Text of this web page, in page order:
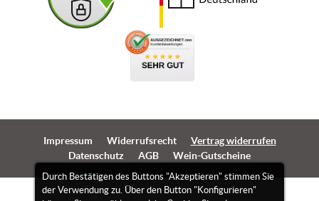
Durch Bestätigen des Buttons "Akzeptieren" stimmen Sie
der Verwendung zu. Über den Button "Konfigurieren"
Impressum Widerrufsrecht
Vertrag widerrufen
Datenschutz
AGB Wein-Gutscheine